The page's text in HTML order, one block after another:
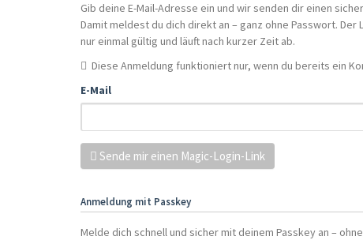
Gib deine E-Mail-Adresse ein und wir senden dir einen
Damit meldest du dich direkt an – ganz ohne Passwort. Der
nur einmal gültig und läuft nach kurzer Zeit ab.
Diese Anmeldung funktioniert nur, wenn du bereits ein
E-Mail
Sende mir einen Magic-Login-Link
Anmeldung mit Passkey
Melde dich schnell und sicher mit deinem Passkey an – ohne